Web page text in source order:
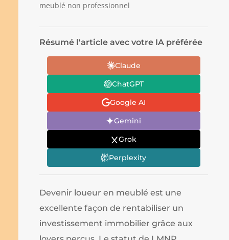
meublé non professionnel
Résumé l'article avec votre IA préférée
Claude
ChatGPT
Google AI
Gemini
Grok
Perplexity
Devenir loueur en meublé est une
excellente façon de rentabiliser un
investissement immobilier grâce aux